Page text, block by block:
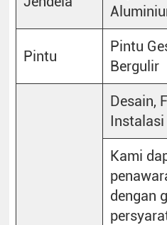
Pintu
Pintu
Bergulir
Desain,
Instalasi
Kami
dengan